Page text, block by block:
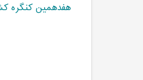
هفدهمین کنگره